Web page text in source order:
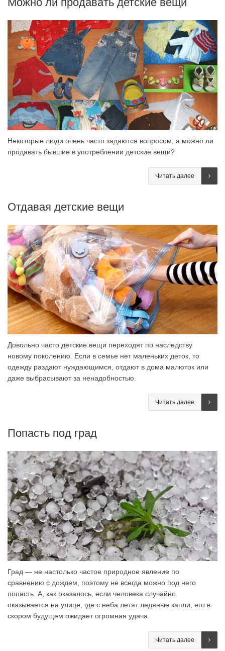
Некоторые люди очень часто задаются вопросом, а можно ли
продавать бывшие в употреблении детские вещи?
Читать далее
Отдавая детские вещи
Довольно часто детские вещи переходят по наследству
новому поколению. Если в семье нет маленьких деток, то
одежду раздают нуждающимся, отдают в дома малюток или
даже выбрасывают за ненадобностью.
Читать далее
Попасть под град
Град — не настолько частое природное явление по
сравнению с дождем, поэтому не всегда можно под него
попасть. А, как оказалось, если человека случайно
оказывается на улице, где с неба летят ледяные капли, его в
скором будущем ожидает огромная удача.
Читать далее